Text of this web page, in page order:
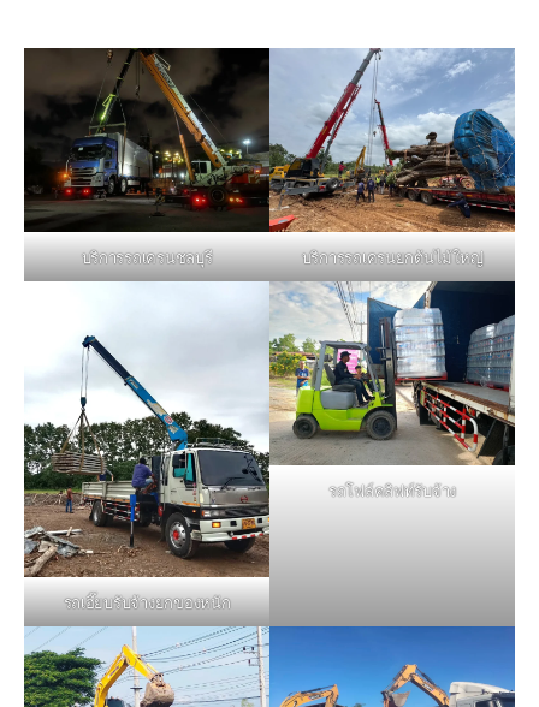
บริการรถเครนชลบุรี บริการรถเครนยกต้นไม้ใหญ่
รถเฮี๊ยบรับจ้างยกของหนัก
รถโฟล์คลิฟท์รับจ้าง